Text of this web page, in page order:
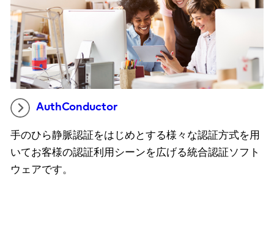
AuthConductor
手のひら静脈認証をはじめとする様々な認証方式を用
いてお客様の認証利用シーンを広げる統合認証ソフト
ウェアです。